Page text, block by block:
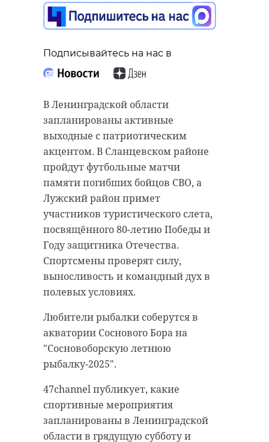
Подписывайтесь на нас в
В Ленинградской области
запланированы активные
выходные с патриотическим
акцентом. В Сланцевском районе
пройдут футбольные матчи
памяти погибших бойцов СВО, а
Лужский район примет
участников туристического слета,
посвящённого 80-летию Победы и
Году защитника Отечества.
Спортсмены проверят силу,
выносливость и командный дух в
полевых условиях.
Любители рыбалки соберутся в
акватории Соснового Бора на
"Сосновоборскую летнюю
рыбалку-2025".
47channel публикует, какие
спортивные мероприятия
запланированы в Ленинградской
области в грядущую субботу и
украинских БПЛА
на гражданску ...
05 августа, 15:01
строитель
...